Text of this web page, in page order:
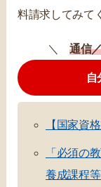
料請求してみて
＼ 通信
自
【国家資
「必須の
養成課程